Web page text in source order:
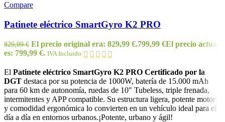
Compare
Patinete eléctrico SmartGyro K2 PRO
829,99€ El precio original era: 829,99 €.799,99 €El precio actual
es: 799,99 €. IVA Incluido
El Patinete eléctrico SmartGyro K2 PRO Certificado por la
DGT destaca por su potencia de 1000W, batería de 15.000 mAh
para 60 km de autonomía, ruedas de 10" Tubeless, triple frenada,
intermitentes y APP compatible. Su estructura ligera, potente motor
y comodidad ergonómica lo convierten en un vehículo ideal para el
día a día en entornos urbanos.¡Potente, urbano y ágil!